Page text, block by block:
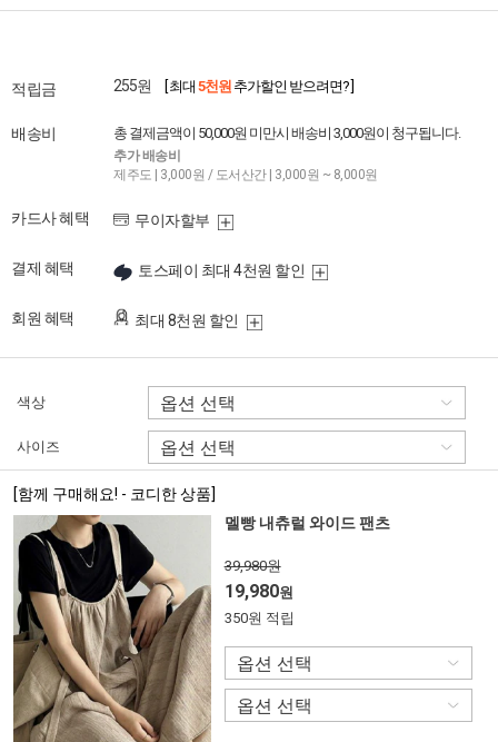
적립금 255원 [ 최대 5천원 추가할인 받으려면? ]
배송비 총 결제금액이 50,000원 미만시 배송비 3,000원이 청구됩니다.
추가 배송비
제주도 | 3,000원 / 도서산간 | 3,000원 ~ 8,000원
카드사 혜택 무이자할부
결제 혜택 토스페이 최대 4천원 할인
회원 혜택 최대 8천원 할인
색상
사이즈
[함께 구매해요! - 코디한 상품]
멜빵 내츄럴 와이드 팬츠
39,980원
19,980원
350원 적립